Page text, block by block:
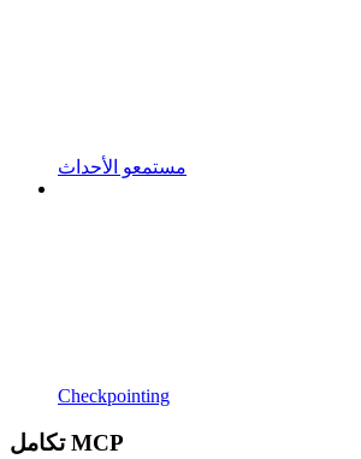
مستمعو الأحداث
Checkpointing
تكامل MCP